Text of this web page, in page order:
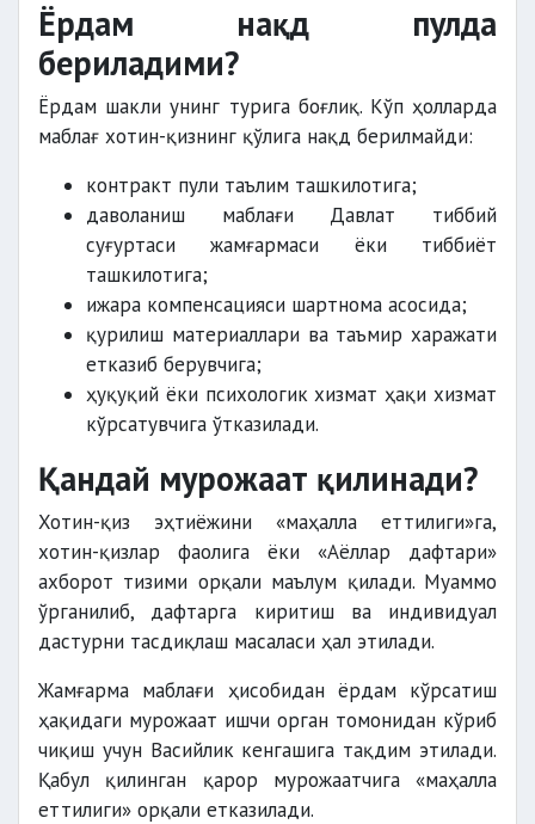
Ёрдам нақд пулда
бериладими?
Ёрдам шакли унинг турига боғлиқ. Кўп ҳолларда
маблағ хотин-қизнинг қўлига нақд берилмайди:
контракт пули таълим ташкилотига;
даволаниш маблағи Давлат тиббий
суғуртаси жамғармаси ёки тиббиёт
ташкилотига;
ижара компенсацияси шартнома асосида;
қурилиш материаллари ва таъмир харажати
етказиб берувчига;
ҳуқуқий ёки психологик хизмат ҳақи хизмат
кўрсатувчига ўтказилади.
Қандай мурожаат қилинади?
Хотин-қиз эҳтиёжини «маҳалла еттилиги»га,
хотин-қизлар фаолига ёки «Аёллар дафтари»
ахборот тизими орқали маълум қилади. Муаммо
ўрганилиб, дафтарга киритиш ва индивидуал
дастурни тасдиқлаш масаласи ҳал этилади.
Жамғарма маблағи ҳисобидан ёрдам кўрсатиш
ҳақидаги мурожаат ишчи орган томонидан кўриб
чиқиш учун Васийлик кенгашига тақдим этилади.
Қабул қилинган қарор мурожаатчига «маҳалла
еттилиги» орқали етказилади.